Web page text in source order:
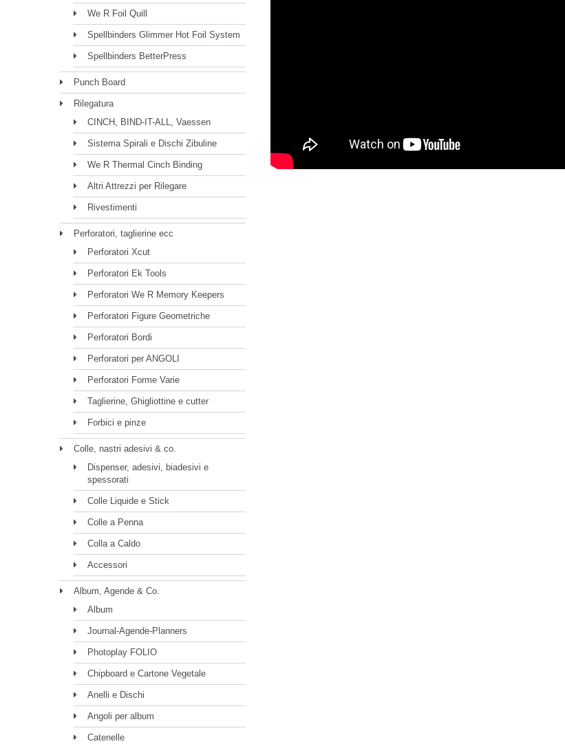
We R Foil Quill
Spellbinders Glimmer Hot Foil System
Spellbinders BetterPress
Punch Board
Rilegatura
CINCH, BIND-IT-ALL, Vaessen
Sistema Spirali e Dischi Zibuline
We R Thermal Cinch Binding
Altri Attrezzi per Rilegare
Rivestimenti
Perforatori, taglierine ecc
Perforatori Xcut
Perforatori Ek Tools
Perforatori We R Memory Keepers
Perforatori Figure Geometriche
Perforatori Bordi
Perforatori per ANGOLI
Perforatori Forme Varie
Taglierine, Ghigliottine e cutter
Forbici e pinze
Colle, nastri adesivi & co.
Dispenser, adesivi, biadesivi e
spessorati
Colle Liquide e Stick
Colle a Penna
Colla a Caldo
Accessori
Album, Agende & Co.
Album
Journal-Agende-Planners
Photoplay FOLIO
Chipboard e Cartone Vegetale
Anelli e Dischi
Angoli per album
Catenelle